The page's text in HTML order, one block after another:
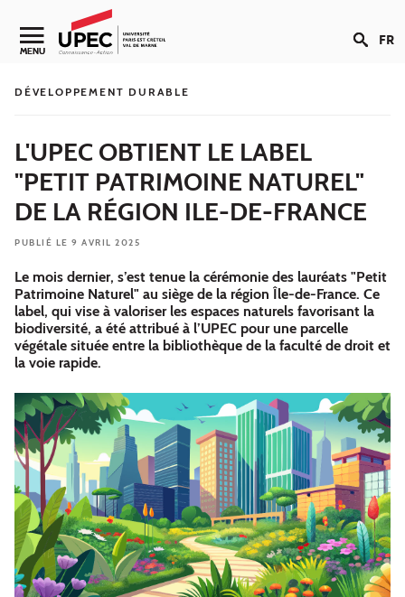
Aller au contenu
Navigation secondaire
MENU FR
DÉVELOPPEMENT DURABLE
L'UPEC OBTIENT LE LABEL
"PETIT PATRIMOINE NATUREL"
DE LA RÉGION ILE-DE-FRANCE
PUBLIÉ LE 9 AVRIL 2025
Le mois dernier, s’est tenue la cérémonie des lauréats "Petit
Patrimoine Naturel" au siège de la région Île-de-France. Ce
label, qui vise à valoriser les espaces naturels favorisant la
biodiversité, a été attribué à l’UPEC pour une parcelle
végétale située entre la bibliothèque de la faculté de droit et
la voie rapide.